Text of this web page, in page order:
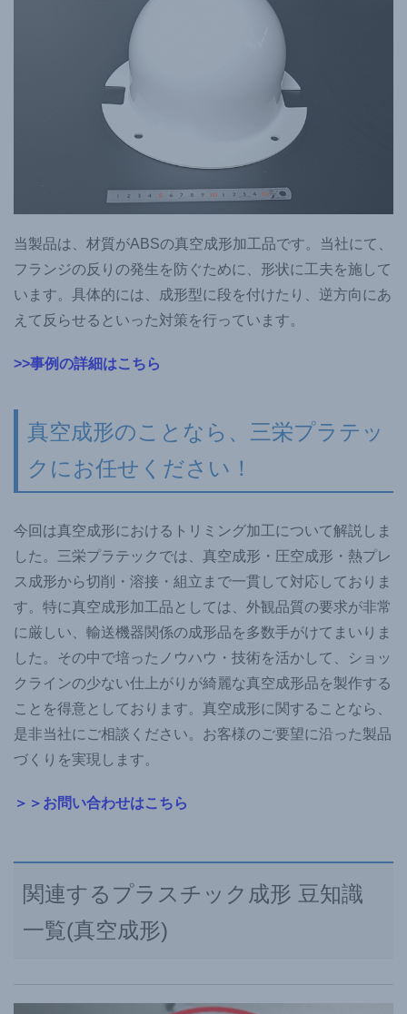
当製品は、材質がABSの真空成形加工品です。当社にて、
フランジの反りの発生を防ぐために、形状に工夫を施して
います。具体的には、成形型に段を付けたり、逆方向にあ
えて反らせるといった対策を行っています。
>>事例の詳細はこちら
真空成形のことなら、三栄プラテッ
クにお任せください！
今回は真空成形におけるトリミング加工について解説しま
した。三栄プラテックでは、真空成形・圧空成形・熱プレ
ス成形から切削・溶接・組立まで一貫して対応しておりま
す。特に真空成形加工品としては、外観品質の要求が非常
に厳しい、輸送機器関係の成形品を多数手がけてまいりま
した。その中で培ったノウハウ・技術を活かして、ショッ
クラインの少ない仕上がりが綺麗な真空成形品を製作する
ことを得意としております。真空成形に関することなら、
是非当社にご相談ください。お客様のご要望に沿った製品
づくりを実現します。
＞＞お問い合わせはこちら
関連するプラスチック成形 豆知識
一覧(真空成形)